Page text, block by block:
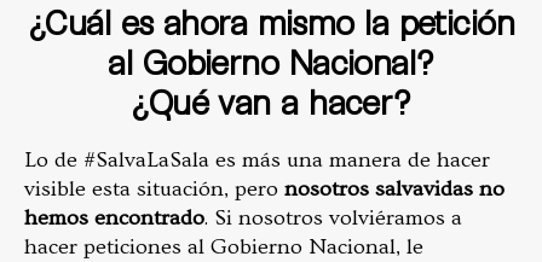
¿Cuál es ahora mismo la petición
al Gobierno Nacional?
¿Qué van a hacer?
Lo de #SalvaLaSala es más una manera de hacer
visible esta situación, pero nosotros salvavidas no
hemos encontrado. Si nosotros volviéramos a
hacer peticiones al Gobierno Nacional, le